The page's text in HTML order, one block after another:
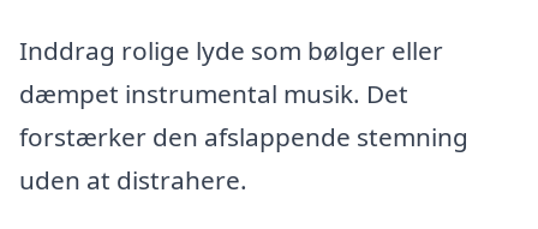
Inddrag rolige lyde som bølger eller
dæmpet instrumental musik. Det
forstærker den afslappende stemning
uden at distrahere.